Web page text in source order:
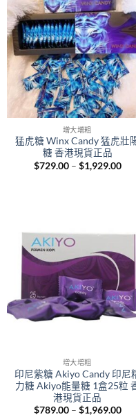
增大增粗
猛虎糖 Winx Candy 猛虎壯
糖 香港現貨正品
$729.00 – $1,929.00
增大增粗
印尼紫糖 Akiyo Candy 印尼
力糖 Akiyo能量糖 1盒25粒
港現貨正品
$789.00 – $1,969.00